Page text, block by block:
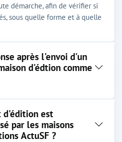
démarche, afin de vérifier si
sous quelle forme et à quelle
après l'envoi d'un
d'édtion comme
d'édition est
par les maisons
ActuSF ?